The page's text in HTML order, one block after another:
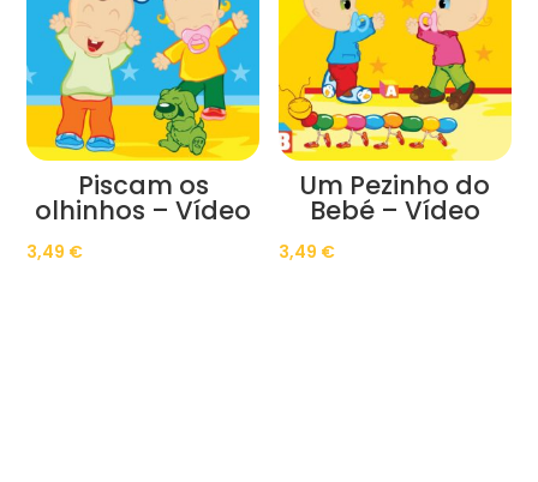
Piscam os
olhinhos – Vídeo
3,49 €
Um Pezinho do
Bebé – Vídeo
3,49 €